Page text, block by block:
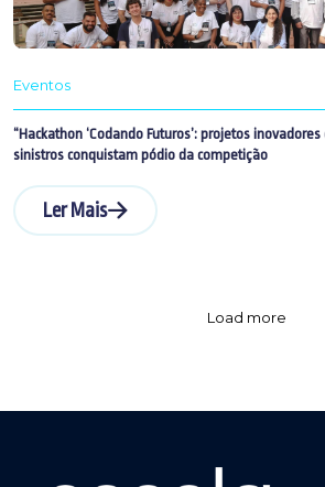
Eventos
“Hackathon ‘Codando Futuros’: projetos
sinistros conquistam pódio da competição
Ler Mais
Load more